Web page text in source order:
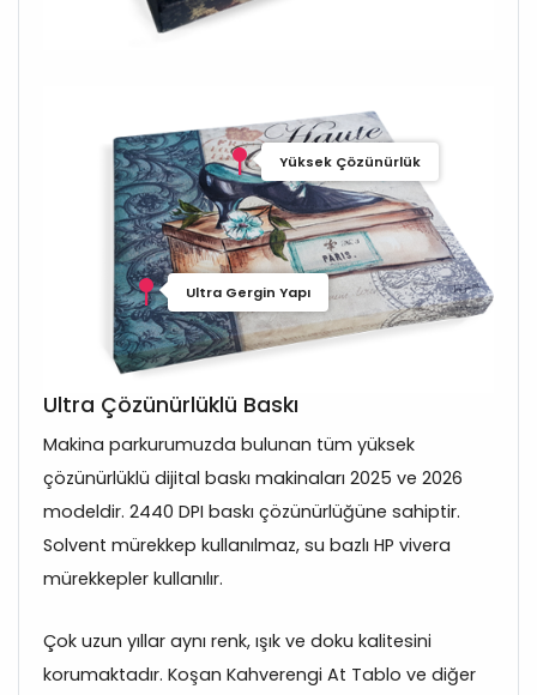
Yüksek Çözünürlük
Ultra Gergin Yapı
Ultra Çözünürlüklü Baskı
Makina parkurumuzda bulunan tüm yüksek
çözünürlüklü dijital baskı makinaları 2025 ve 2026
modeldir. 2440 DPI baskı çözünürlüğüne sahiptir.
Solvent mürekkep kullanılmaz, su bazlı HP vivera
mürekkepler kullanılır.
Çok uzun yıllar aynı renk, ışık ve doku kalitesini
korumaktadır. Koşan Kahverengi At Tablo ve diğer